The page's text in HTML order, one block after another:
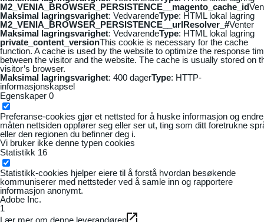
M2_VENIA_BROWSER_PERSISTENCE__magento_cache_id
Maksimal lagringsvarighet: VedvarendeType: HTML lokal lagring
M2_VENIA_BROWSER_PERSISTENCE__urlResolver_#Venter
Maksimal lagringsvarighet: VedvarendeType: HTML lokal lagring
private_content_versionThis cookie is necessary for the cache
function. A cache is used by the website to optimize the response
between the visitor and the website. The cache is usually stored on
visitor’s browser.
Maksimal lagringsvarighet: 400 dagerType: HTTP-
informasjonskapsel
Egenskaper 0
Preferanse-cookies gjør et nettsted for å huske informasjon og
måten nettsiden oppfører seg eller ser ut, ting som ditt foretrukne
eller den regionen du befinner deg i.
Vi bruker ikke denne typen cookies
Statistikk 16
Statistikk-cookies hjelper eiere til å forstå hvordan besøkende
kommuniserer med nettsteder ved å samle inn og rapportere
informasjon anonymt.
Adobe Inc.
1
Lær mer om denne leverandøren